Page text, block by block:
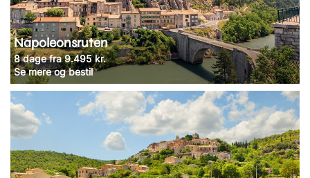
Napoleonsruten
8 dage fra 9.495 kr.
Se mere og bestil